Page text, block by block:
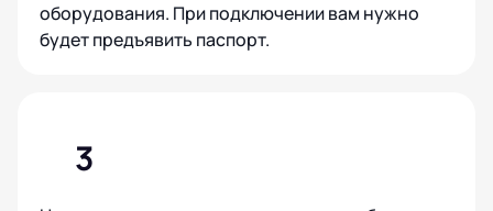
оборудования. При подключении вам нужно
будет предъявить паспорт.
3